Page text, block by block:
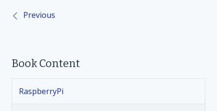
프
b
a
c
g
a
e
r
r
P
s
Previous
Book Content
RaspberryPi